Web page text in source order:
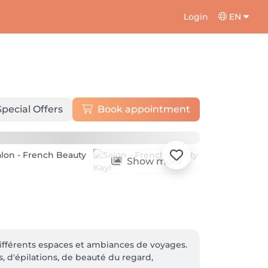
Login EN
Offers Book appointment
Show more
espaces et ambiances de voyages.
d'épilations, de beauté du regard,